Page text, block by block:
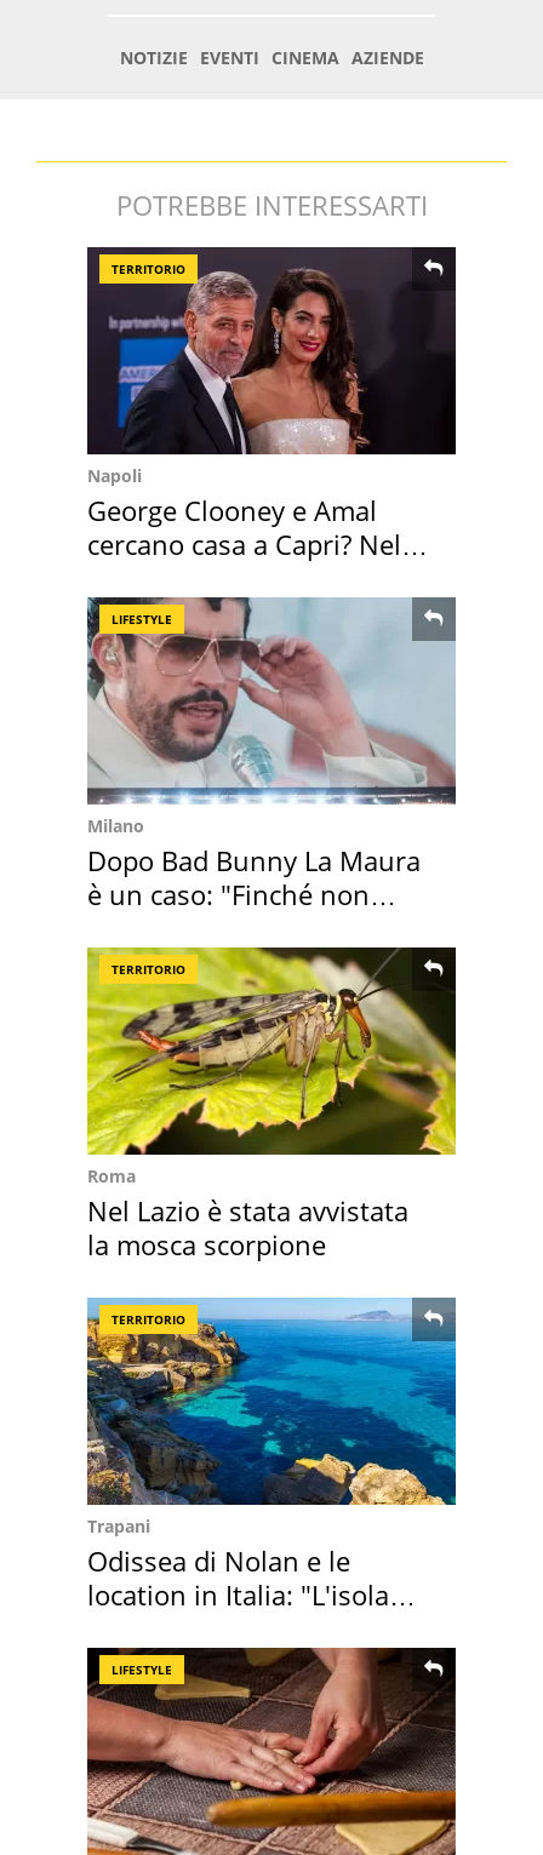
POTREBBE INTERESSARTI
TERRITORIO
Napoli
George Clooney e Amal
cercano casa a Capri? Nel
LIFESTYLE
Milano
Dopo Bad Bunny La Maura
è un caso: "Finché non
TERRITORIO
Roma
Nel Lazio è stata avvistata
la mosca scorpione
TERRITORIO
Trapani
Odissea di Nolan e le
location in Italia: "L'isola
LIFESTYLE